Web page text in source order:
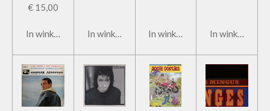
€ 15,00
In winkelwagen In winkelwagen In winkelwagen In